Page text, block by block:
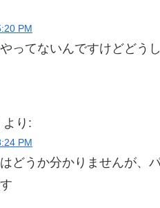
PM
ってないんですけどどう
より:
PM
どうか分かりませんが、